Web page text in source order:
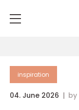
inspiration
04. June 2026 by